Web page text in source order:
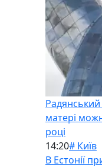
матері
році
14:20# Київ
В Естонії